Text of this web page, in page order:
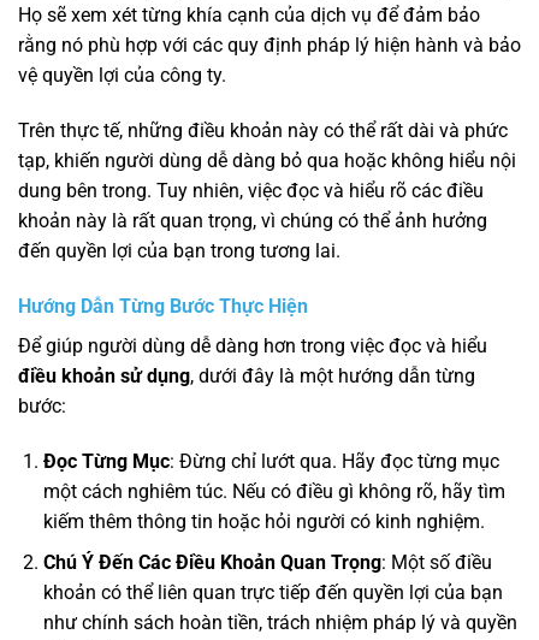
Họ sẽ xem xét từng khía cạnh của dịch vụ để đảm bảo
rằng nó phù hợp với các quy định pháp lý hiện hành và bảo
vệ quyền lợi của công ty.
Trên thực tế, những điều khoản này có thể rất dài và phức
tạp, khiến người dùng dễ dàng bỏ qua hoặc không hiểu nội
dung bên trong. Tuy nhiên, việc đọc và hiểu rõ các điều
khoản này là rất quan trọng, vì chúng có thể ảnh hưởng
đến quyền lợi của bạn trong tương lai.
Hướng Dẫn Từng Bước Thực Hiện
Để giúp người dùng dễ dàng hơn trong việc đọc và hiểu
điều khoản sử dụng, dưới đây là một hướng dẫn từng
bước:
Đọc Từng Mục: Đừng chỉ lướt qua. Hãy đọc từng mục
một cách nghiêm túc. Nếu có điều gì không rõ, hãy tìm
kiếm thêm thông tin hoặc hỏi người có kinh nghiệm.
Chú Ý Đến Các Điều Khoản Quan Trọng: Một số điều
khoản có thể liên quan trực tiếp đến quyền lợi của bạn
như chính sách hoàn tiền, trách nhiệm pháp lý và quyền